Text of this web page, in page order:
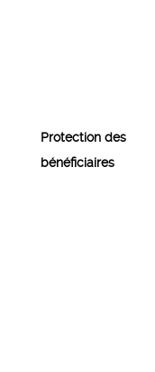
Protection des
bénéficiaires